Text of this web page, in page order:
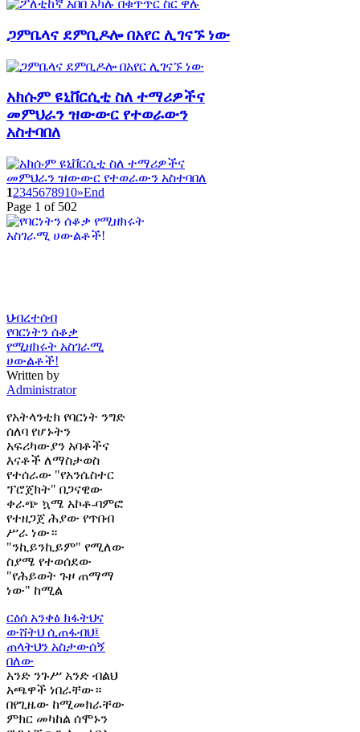
ጋምቤላና ደምቢዶሎ በአየር ሊገናኙ ነው
አክሱም ዩኒቨርሲቲ ስለ ተማሪዎችና
መምህራን ዝውውር የተወራውን
አስተባበለ
12345678910»End
Page 1 of 502
ህብረተሰብ
የባርነትን ሰቆቃ
የሚዘክሩት አስገራሚ
ሀውልቶች!
Written by
Administrator
የአትላንቲክ የባርነት ንግድ
ሰለባ የሆኑትን
አፍሪካውያን አባቶችና
እናቶች ለማስታወስ
የተሰራው "የአንሴስተር
ፕሮጀክት" በጋናዊው
ቀራጭ ኳሜ አኮቶ-ባምፎ
የተዘጋጀ ሕያው የጥበብ
ሥራ ነው።
"ንኪይንኪይም" የሚለው
ስያሜ የተወሰደው
"የሕይወት ጉዞ ጠማማ
ነው" ከሚል
ርዕሰ አንቀፅ ክፋትህና
ውሸትህ ሲጠፋብህ፤
ጠላትህን አስታውሰኝ
በለው
አንድ ንጉሥ አንድ ብልህ
አጫዋች ነበራቸው።
በየጊዜው ከሚመክራቸው
ምክር መካከል ሰሞኑን